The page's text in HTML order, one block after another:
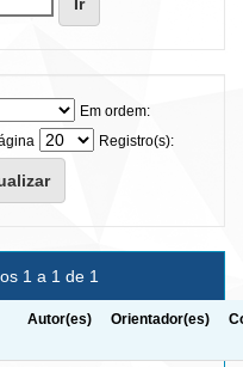
Em ordem:
Registro(s):
1 a 1 de 1
Autor(es) Orientador(es)